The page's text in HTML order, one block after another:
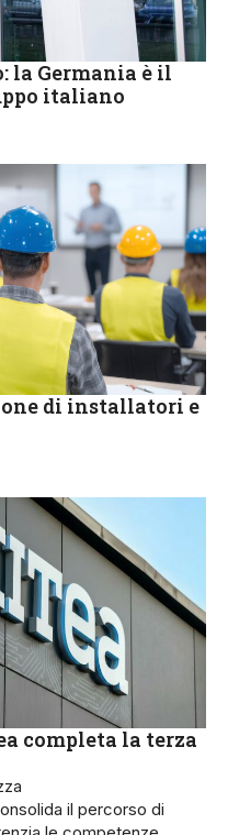
la Germania è il
italiano
di installatori e
completa la terza
il percorso di